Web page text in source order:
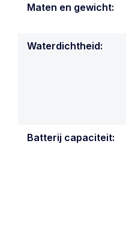
Maten en gewicht:
Waterdichtheid:
Batterij capaciteit: